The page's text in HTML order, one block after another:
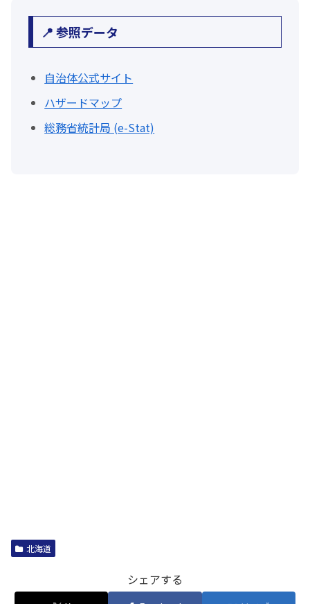
📍 参照データ
自治体公式サイト
ハザードマップ
総務省統計局 (e-Stat)
北海道
シェアする